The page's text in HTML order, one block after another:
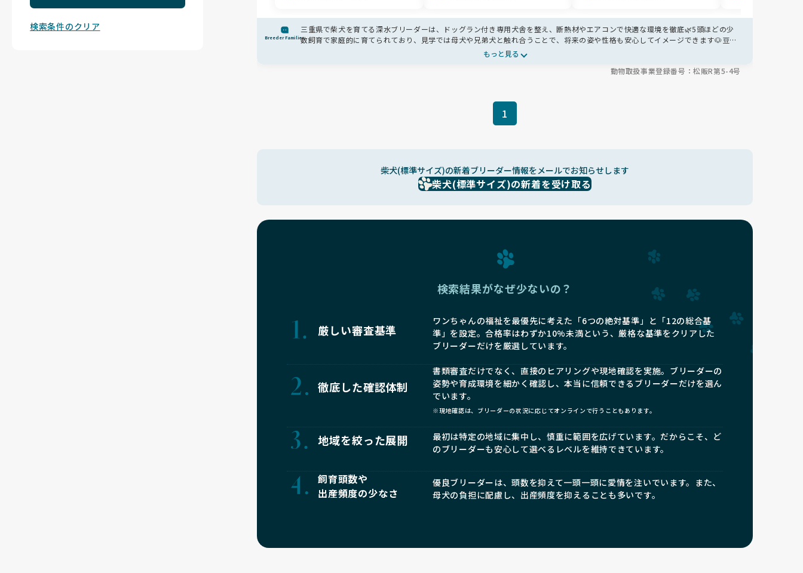
検索条件のクリア
Breeder Families
三重県で柴犬を育てる深水ブリーダーは、ドッグラン付き専用犬舎を整え、断熱材やエアコンで快適な環境を徹底🌿5頭ほどの少
数飼育で家庭的に育てられており、見学では母犬や兄弟犬と触れ合うことで、将来の姿や性格も安心してイメージできます🐶豆柴
繁殖はせず、健全な柴犬の血統維持を目指しています🐾もっと見る
動物取扱事業登録番号：松販R第5-4号
1
柴犬(標準サイズ)の新着ブリーダー情報をメールでお知らせします
柴犬(標準サイズ)の新着を受け取る
検索結果がなぜ少ないの？
厳しい審査基準
ワンちゃんの福祉を最優先に考えた「6つの絶対基準」と「12の総合基
準」を設定。合格率はわずか10%未満という、厳格な基準をクリアした
ブリーダーだけを厳選しています。
徹底した確認体制
書類審査だけでなく、直接のヒアリングや現地確認を実施。ブリーダーの
姿勢や育成環境を細かく確認し、本当に信頼できるブリーダーだけを選ん
でいます。
※現地確認は、ブリーダーの状況に応じてオンラインで行うこともあります。
地域を絞った展開
最初は特定の地域に集中し、慎重に範囲を広げています。だからこそ、ど
のブリーダーも安心して選べるレベルを維持できています。
飼育頭数や
出産頻度の少なさ
優良ブリーダーは、頭数を抑えて一頭一頭に愛情を注いでいます。また、
母犬の負担に配慮し、出産頻度を抑えることも多いです。